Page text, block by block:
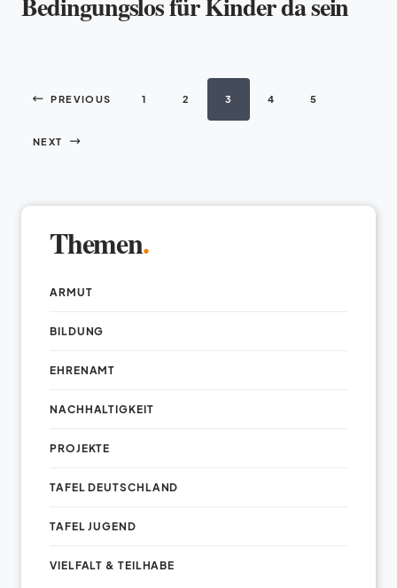
PREVIOUS 1 2 3 4 5
NEXT
Themen.
ARMUT
BILDUNG
EHRENAMT
NACHHALTIGKEIT
PROJEKTE
TAFEL DEUTSCHLAND
TAFEL JUGEND
VIELFALT & TEILHABE